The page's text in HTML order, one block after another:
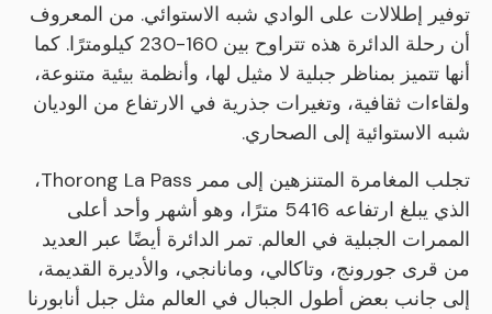
توفير إطلالات على الوادي شبه الاستوائي. من المعروف
أن رحلة الدائرة هذه تتراوح بين 160-230 كيلومترًا. كما
أنها تتميز بمناظر جبلية لا مثيل لها، وأنظمة بيئية متنوعة،
ولقاءات ثقافية، وتغيرات جذرية في الارتفاع من الوديان
شبه الاستوائية إلى الصحاري.
تجلب المغامرة المتنزهين إلى ممر Thorong La Pass،
الذي يبلغ ارتفاعه 5416 مترًا، وهو أشهر وأحد أعلى
الممرات الجبلية في العالم. تمر الدائرة أيضًا عبر العديد
من قرى جورونج، وتاكالي، ومانانجي، والأديرة القديمة،
إلى جانب بعض أطول الجبال في العالم مثل جبل أنابورنا